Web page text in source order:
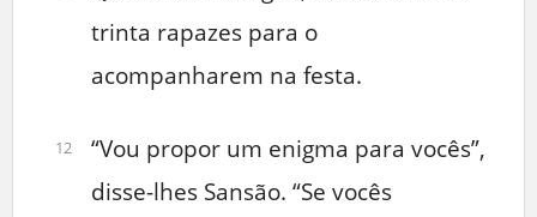
trinta rapazes para o
acompanharem na festa.
12
“Vou propor um enigma para vocês”,
disse-lhes Sansão. “Se vocês